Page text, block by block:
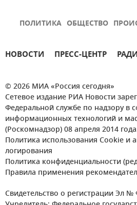
ПОЛИТИКА ОБЩЕСТВО
НОВОСТИ ПРЕСС-ЦЕНТР
© 2026 МИА «Россия сегодня»
Сетевое издание РИА Новости
Федеральной службе по надзору в
информационных технологий и
(Роскомнадзор) 08 апреля 2014
Политика использования Cookie и
логирования
Политика конфиденциальности
Правила применения
Свидетельство о регистрации Эл №